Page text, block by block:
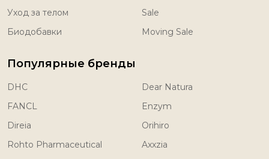
Уход за телом
Биодобавки
Sale
Moving Sale
Популярные бренды
DHC
FANCL
Direia
Rohto Pharmaceutical
Dear Natura
Enzym
Orihiro
Axxzia